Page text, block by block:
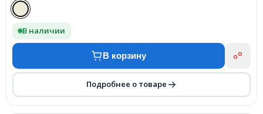
В наличии
В корзину
Подробнее о товаре